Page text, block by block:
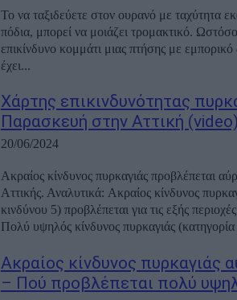
Το να ταξιδεύετε στον ουρανό με ταχύτητα
πόδια, μπορεί να μοιάζει τρομακτικό.
επικίνδυνο κομμάτι μιας πτήσης με
έχει...
Χάρτης επικινδυνότητας
Παρασκευή στην Αττική (video)
20/06/2024
Ακραίος κίνδυνος πυρκαγιάς προβλέπεται
Αττικής. Αναλυτικά: Ακραίος κίνδυνος πυρκαγιάς - Κατάσταση Συναγερμού (κατηγορία
κινδύνου 5) προβλέπεται για τις εξής περιοχές: - Περιφέρεια Αττικής (πλην νήσου
Πολύ υψηλός κίνδυνος πυρκαγιάς
Ακραίος κίνδυνος πυρκαγιάς
– Πού προβλέπεται πολύ